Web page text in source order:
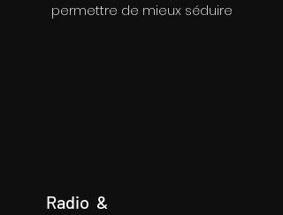
permettre de mieux séduire
Radio &